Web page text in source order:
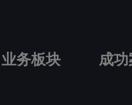
业务板块 成